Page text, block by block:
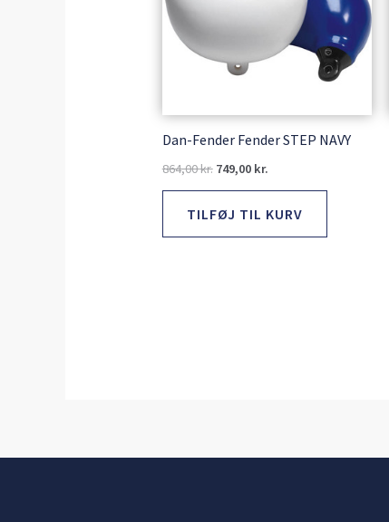
Dan-Fender Fender STEP NAVY
864,00kr. 749,00 kr.
TILFØJ TIL KURV